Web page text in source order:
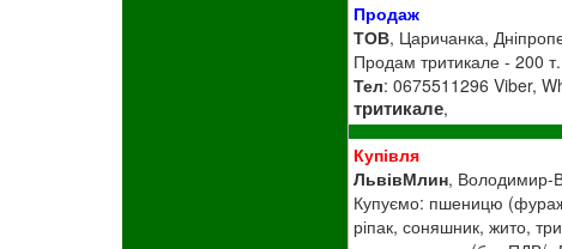
Продаж
ТОВ, Царичанка,
Продам тритикале - 200
Тел: 0675511296 Viber,
тритикале,
Купівля
ЛьвівМлин, Володимир-
Купуємо: пшеницю
ріпак, соняшник, жито,